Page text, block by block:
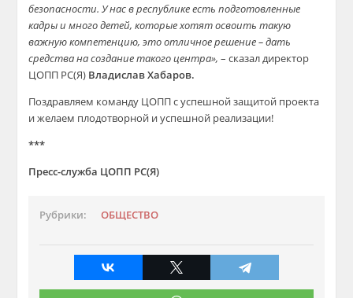
безопасности. У нас в республике есть подготовленные
кадры и много детей, которые хотят освоить такую
важную компетенцию, это отличное решение – дать
средства на создание такого центра»,– сказал директор
ЦОПП РС(Я) Владислав Хабаров.
Поздравляем команду ЦОПП с успешной защитой проекта
и желаем плодотворной и успешной реализации!
***
Пресс-служба ЦОПП РС(Я)
Рубрики: ОБЩЕСТВО